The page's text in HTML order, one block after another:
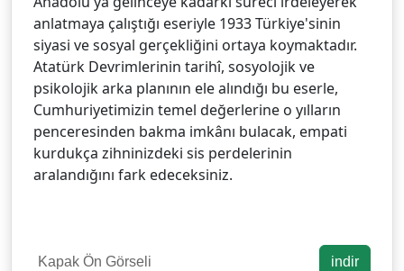
anlatmaya çalıştığı eseriyle 1933 Türkiye'sinin
siyasi ve sosyal gerçekliğini ortaya koymaktadır.
Atatürk Devrimlerinin tarihî, sosyolojik ve
psikolojik arka planının ele alındığı bu eserle,
Cumhuriyetimizin temel değerlerine o yılların
penceresinden bakma imkânı bulacak, empati
kurdukça zihninizdeki sis perdelerinin
aralandığını fark edeceksiniz.
Kapak Ön Görseli indir